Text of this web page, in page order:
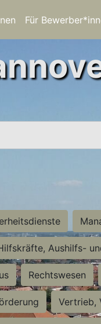
Für
Aushilfs-
Rechtswesen
Vertrieb,